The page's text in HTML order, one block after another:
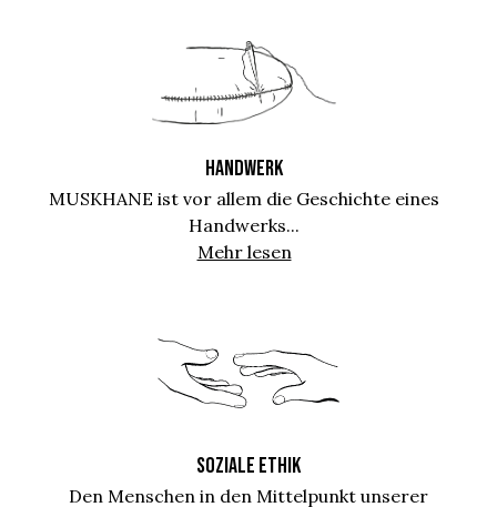
HANDWERK
MUSKHANE ist vor allem die Geschichte eines
Handwerks...
Mehr lesen
SOZIALE ETHIK
Den Menschen in den Mittelpunkt unserer